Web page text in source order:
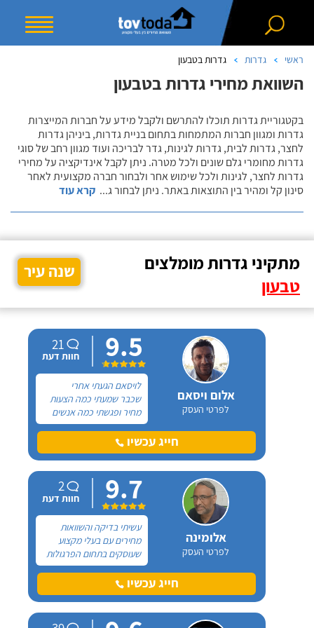
ראשי גדרות גדרות בטבעון
השוואת מחירי גדרות בטבעון
בקטגוריית גדרות תוכלו להתרשם ולקבל מידע על חברות המייצרות
גדרות ומגוון חברות המתמחות בתחום בניית גדרות, ביניהן גדרות
לחצר, גדרות לבית, גדרות לגינות, גדר לבריכה ועוד מגוון רחב של סוגי
גדרות מחומרי גלם שונים ולכל מטרה. ניתן לקבל אינדיקציה על מחירי
גדרות לחצר, לגינות ולכל שימוש אחר ולבחור חברה מקצועית לאחר
סינון קל ומהיר בין התוצאות באתר. ניתן לבחור ג... קרא עוד
מתקיני גדרות מומלצים
טבעון
שנה עיר
אלום ויסאם
לפרטי העסק
9.5
21
חוות דעת
לויסאם הגעתי אחרי
שכבר שמעתי כמה הצעות
מחיר ופגשתי כמה אנשים
בתחום. ויסאם הפתיע אותי
מההתחלה עם זמן התגובה
שלו.
חייג עכשיו
אלומינה
לפרטי העסק
9.7
2
חוות דעת
עשיתי בדיקה והשוואות
מחירים עם בעלי מקצוע
שעוסקים בתחום הפרגולות
ובניהם גם עם רן, בעקבות
המלצה של חבר טוב. רן
שידר אמינות ולאחר
באמת מקצועי, לכן הוא
חייג עכשיו